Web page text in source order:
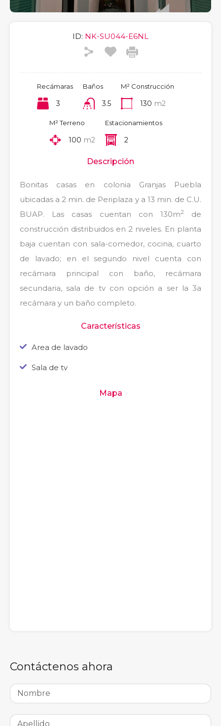
ID: NK-SU044-E6NL
Recámaras
3
Baños
3.5
M² Construcción
130 m2
M² Terreno
100 m2
Estacionamientos
2
Descripción
Bonitas casas en colonia Granjas Puebla
ubicadas a 2 min. de Periplaza y a 13 min. de C.U.
BUAP. Las casas cuentan con 130m2de
construcción distribuidos en 2 niveles. En planta
baja cuentan con sala-comedor, cocina, cuarto
de lavado; en el segundo nivel cuenta con
recámara principal con baño, recámara
secundaria, sala de tv con opción a ser la 3a
recámara y un baño completo.
Características
Area de lavado
Sala de tv
Mapa
Contáctenos ahora